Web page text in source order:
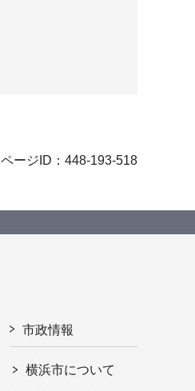
ページID：448-193-518
市政情報
横浜市について